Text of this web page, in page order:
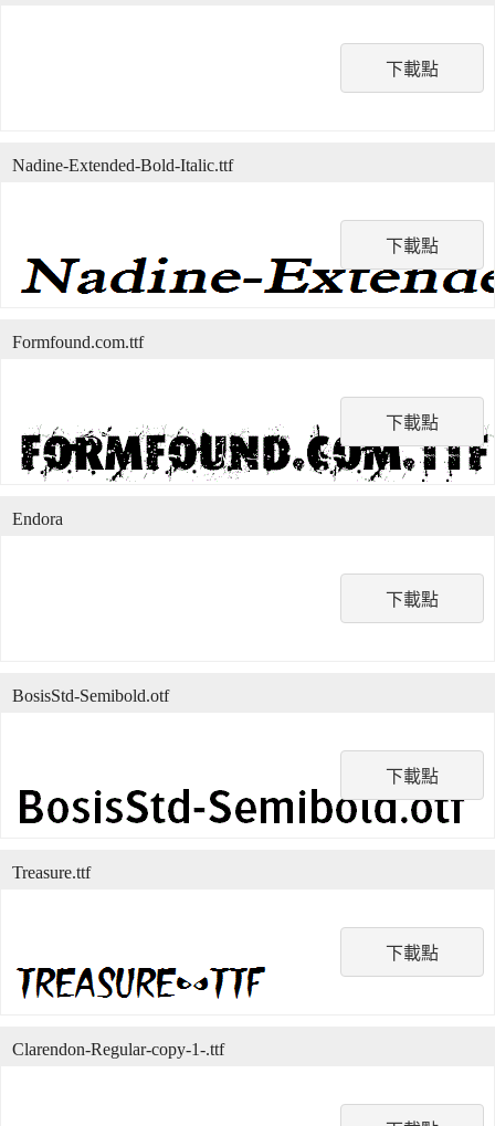
下載點
下載點
Nadine-Extended-Bold-Italic.ttf
下載點
Formfound.com.ttf
下載點
Endora
下載點
BosisStd-Semibold.otf
下載點
Treasure.ttf
Clarendon-Regular-copy-1-.ttf